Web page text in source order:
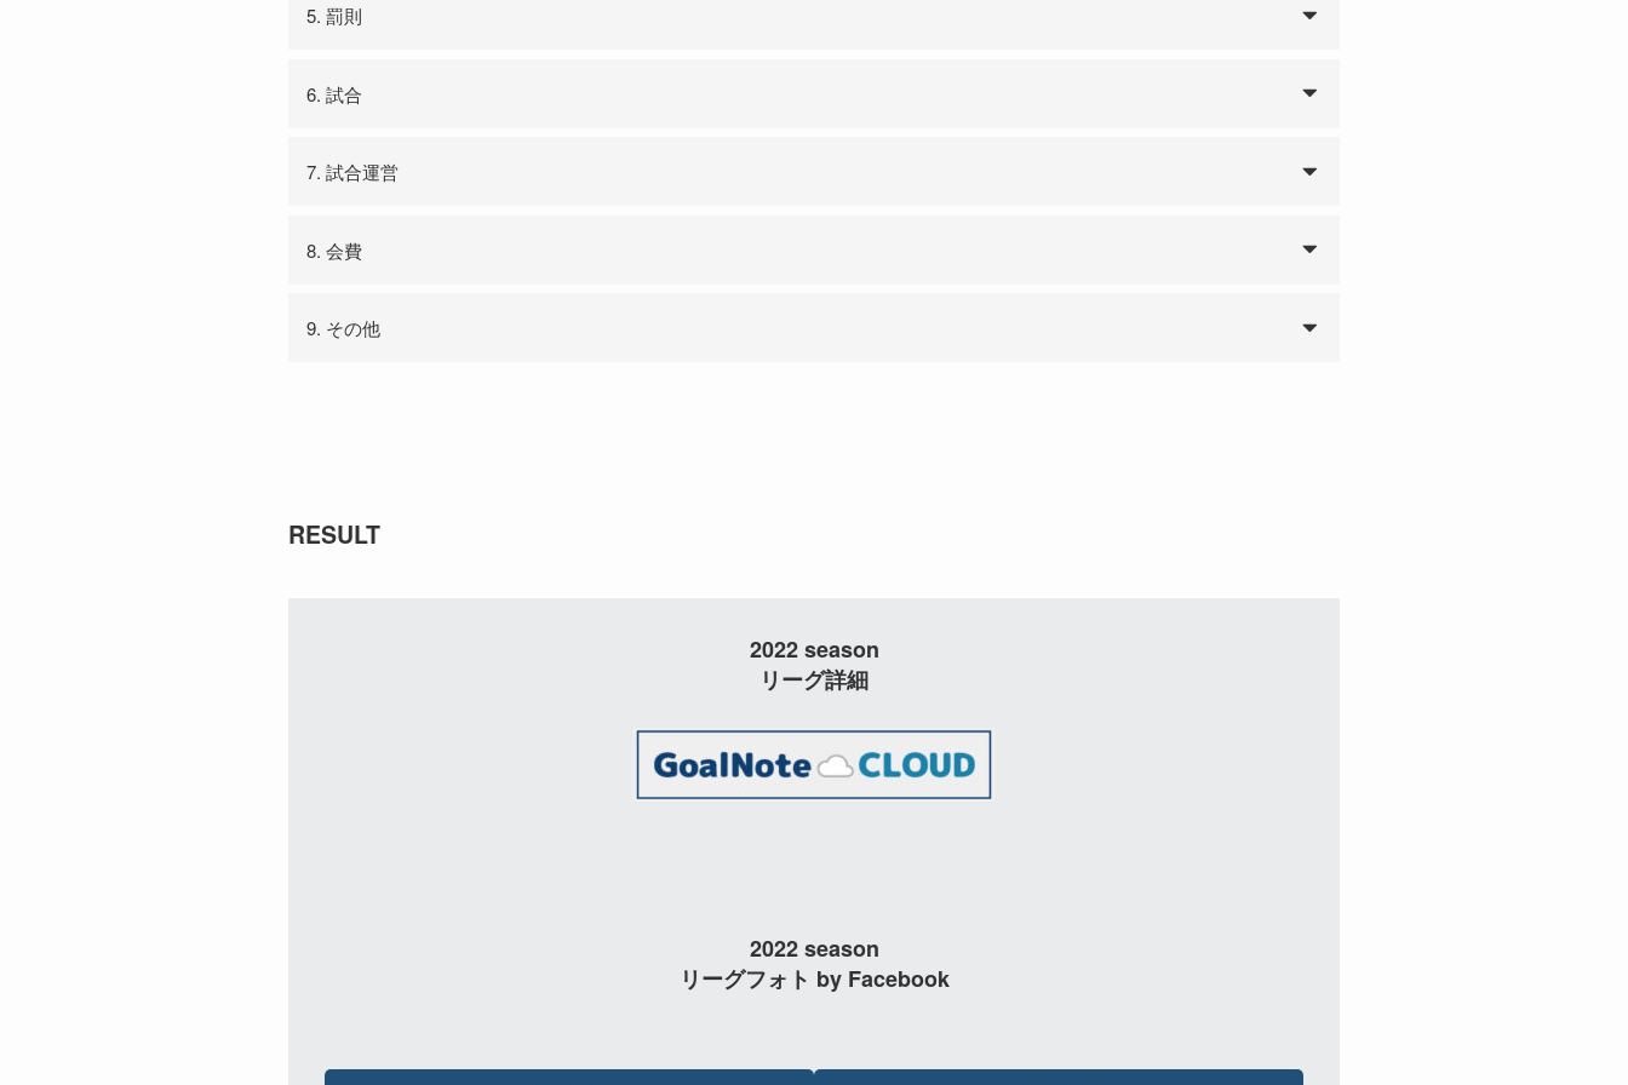
5. 罰則
6. 試合
7. 試合運営
8. 会費
9. その他
RESULT
2022 season
リーグ詳細
2022 season
リーグフォト by Facebook